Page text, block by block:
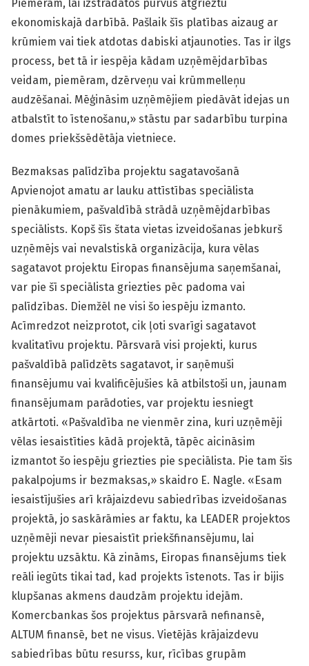
Piemēram, lai izstrādātos purvus atgrieztu
ekonomiskajā darbībā. Pašlaik šīs platības aizaug ar
krūmiem vai tiek atdotas dabiski atjaunoties. Tas ir ilgs
process, bet tā ir iespēja kādam uzņēmējdarbības
veidam, piemēram, dzērveņu vai krūmmelleņu
audzēšanai. Mēģināsim uzņēmējiem piedāvāt idejas un
atbalstīt to īstenošanu,» stāstu par sadarbību turpina
domes priekšsēdētāja vietniece.
Bezmaksas palīdzība projektu sagatavošanā
Apvienojot amatu ar lauku attīstības speciālista
pienākumiem, pašvaldībā strādā uzņēmējdarbības
speciālists. Kopš šīs štata vietas izveidošanas jebkurš
uzņēmējs vai nevalstiskā organizācija, kura vēlas
sagatavot projektu Eiropas finansējuma saņemšanai,
var pie šī speciālista griezties pēc padoma vai
palīdzības. Diemžēl ne visi šo iespēju izmanto.
Acīmredzot neizprotot, cik ļoti svarīgi sagatavot
kvalitatīvu projektu. Pārsvarā visi projekti, kurus
pašvaldībā palīdzēts sagatavot, ir saņēmuši
finansējumu vai kvalificējušies kā atbilstoši un, jaunam
finansējumam parādoties, var projektu iesniegt
atkārtoti. «Pašvaldība ne vienmēr zina, kuri uzņēmēji
vēlas iesaistīties kādā projektā, tāpēc aicināsim
izmantot šo iespēju griezties pie speciālista. Pie tam šis
pakalpojums ir bezmaksas,» skaidro E. Nagle. «Esam
iesaistījušies arī krājaizdevu sabiedrības izveidošanas
projektā, jo saskārāmies ar faktu, ka LEADER projektos
uzņēmēji nevar piesaistīt priekšfinansējumu, lai
projektu uzsāktu. Kā zināms, Eiropas finansējums tiek
reāli iegūts tikai tad, kad projekts īstenots. Tas ir bijis
klupšanas akmens daudzām projektu idejām.
Komercbankas šos projektus pārsvarā nefinansē,
ALTUM finansē, bet ne visus. Vietējās krājaizdevu
sabiedrības būtu resurss, kur, rīcības grupām